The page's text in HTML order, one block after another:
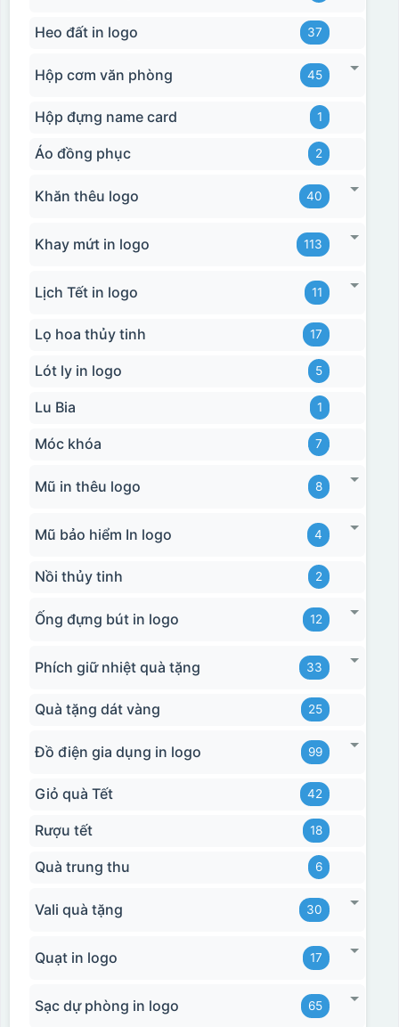
Heo đất in logo 37
Hộp cơm văn phòng 45
Hộp đựng name card 1
Áo đồng phục 2
Khăn thêu logo 40
Khay mứt in logo 113
Lịch Tết in logo 11
Lọ hoa thủy tinh 17
Lót ly in logo 5
Lu Bia 1
Móc khóa 7
Mũ in thêu logo 8
Mũ bảo hiểm In logo 4
Nồi thủy tinh 2
Ống đựng bút in logo 12
Phích giữ nhiệt quà tặng 33
Quà tặng dát vàng 25
Đồ điện gia dụng in logo 99
Giỏ quà Tết 42
Rượu tết 18
Quà trung thu 6
Vali quà tặng 30
Quạt in logo 17
Sạc dự phòng in logo 65